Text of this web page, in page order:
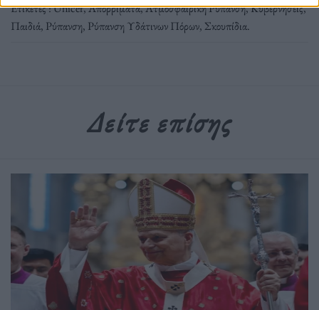
Ετικέτες :Unicef,Απορρίματα,Ατμοσφαιρική Ρύπανση,Κυβερνήσεις,
Παιδιά, Ρύπανση, Ρύπανση Υδάτινων Πόρων, Σκουπίδια.
Δείτε επίσης